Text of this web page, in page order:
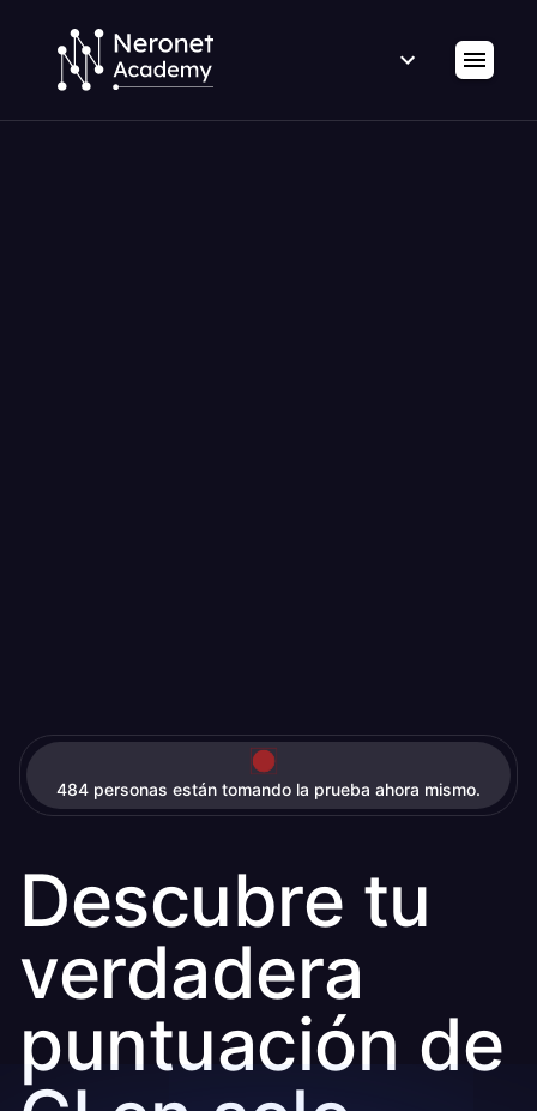
484 personas están tomando la prueba ahora mismo.
Descubre tu
verdadera
puntuación de